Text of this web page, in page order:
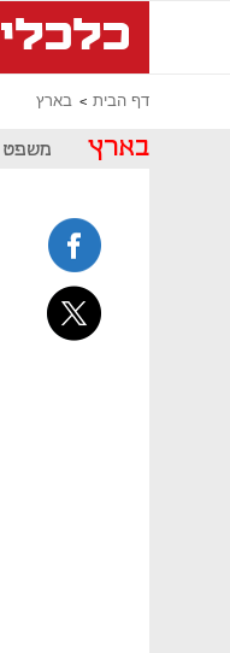
דף הבית בארץ
בארץ משפט